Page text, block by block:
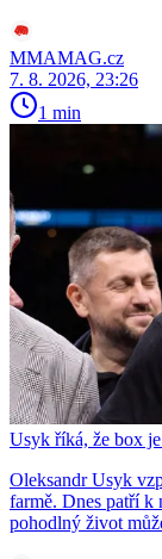
MMAMAG.cz
7. 8. 2026, 23:26
1 min
Usyk říká, že box
Oleksandr Usyk
farmě. Dnes patří k
pohodlný život